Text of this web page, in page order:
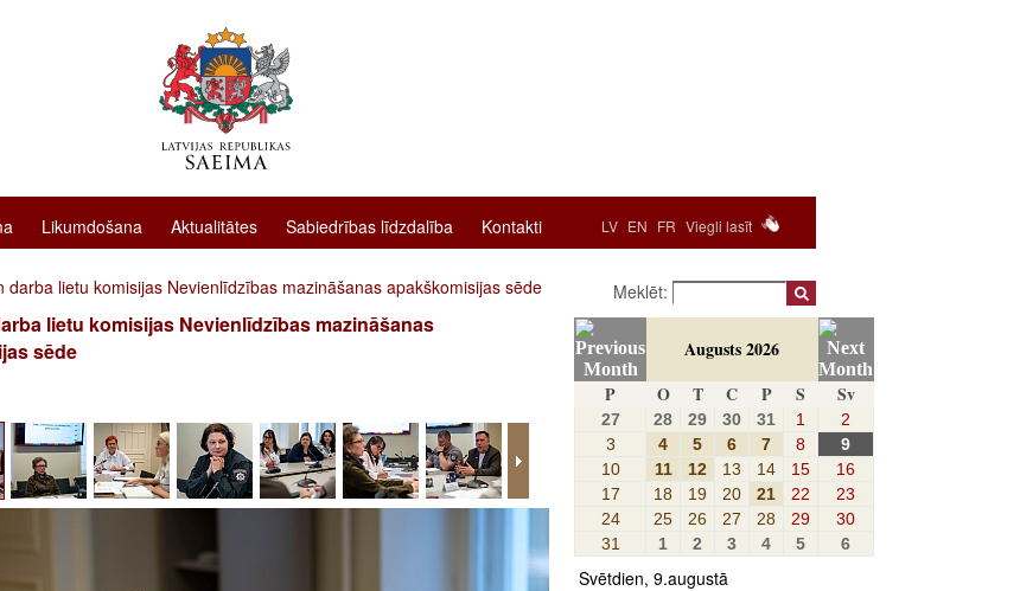
LV EN FR Viegli lasīt
Likumdošana Aktualitātes Sabiedrības līdzdalība Kontakti
darba lietu komisijas Nevienlīdzības mazināšanas apakškomisijas sēde
lietu komisijas Nevienlīdzības mazināšanas
sēde
Meklēt:
Augusts 2026
P
O T C P S Sv
27 28 29 30 31 1
2
3
4 5 6 7 8
9
10
11 12 13 14 15
16
17
18 19 20 21 22
23
24
25 26 27 28 29
30
31
1 2 3 4 5 6
Svētdien, 9.augustā